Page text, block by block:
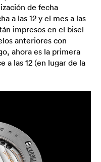
de fecha
a las 12 y el mes a las
impresos en el bisel
anteriores con
ahora es la primera
a las 12 (en lugar de la